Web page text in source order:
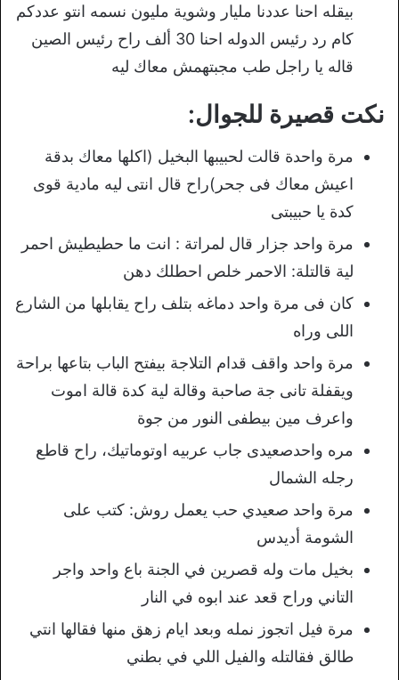
بيقله احنا عددنا مليار وشوية مليون نسمه انتو عددكم
كام رد رئيس الدوله احنا 30 ألف راح رئيس الصين
قاله يا راجل طب مجبتهمش معاك ليه
نكت قصيرة للجوال:
مرة واحدة قالت لحبيبها البخيل (اكلها معاك بدقة
اعيش معاك فى جحر)راح قال انتى ليه مادية قوى
كدة يا حبيبتى
مرة واحد جزار قال لمراتة : انت ما حطيطيش احمر
لية قالتلة: الاحمر خلص احطلك دهن
كان فى مرة واحد دماغه بتلف راح يقابلها من الشارع
اللى وراه
مرة واحد واقف قدام التلاجة بيفتح الباب بتاعها براحة
ويقفلة تانى جة صاحبة وقالة لية كدة قالة اموت
واعرف مين بيطفى النور من جوة
مره واحدصعيدى جاب عربيه اوتوماتيك، راح قاطع
رجله الشمال
مرة واحد صعيدي حب يعمل روش: كتب على
الشومة أديدس
بخيل مات وله قصرين في الجنة باع واحد واجر
التاني وراح قعد عند ابوه في النار
مرة فيل اتجوز نمله وبعد ايام زهق منها فقالها انتي
طالق فقالتله والفيل اللي في بطني